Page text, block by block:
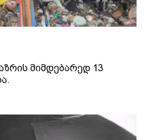
მიმდებარედ 13